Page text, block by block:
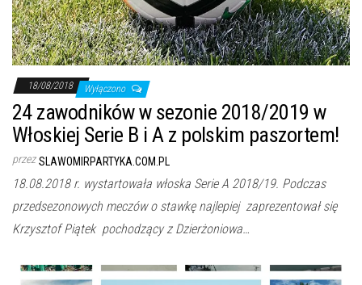
18/08/2018 Wyłączono
24 zawodników w sezonie 2018/2019 w
Włoskiej Serie B i A z polskim paszortem!
przez SLAWOMIRPARTYKA.COM.PL
18.08.2018 r. wystartowała włoska Serie A 2018/19. Podczas
przedsezonowych meczów o stawkę najlepiej zaprezentował się
Krzysztof Piątek pochodzący z Dzierżoniowa…